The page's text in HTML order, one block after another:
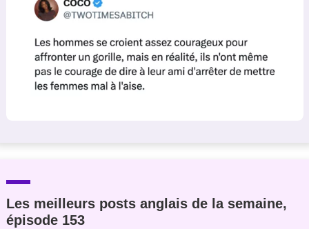
Les meilleurs posts anglais de la semaine,
épisode 153